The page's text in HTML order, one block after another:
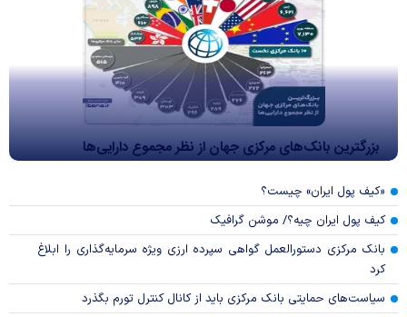
بزرگترین بانک‌های مرکزی جهان از نظر مجموع دارایی‌ها
«کیف پول ایران» چیست؟
کیف پول ایران چیه؟/ موشن گرافیک
بانک مرکزی دستورالعمل گواهی سپرده ارزی ویژه سرمایه‌گذاری را ابلاغ
کرد
سیاست‌های حمایتی بانک مرکزی باید از کانال کنترل تورم بگذرد